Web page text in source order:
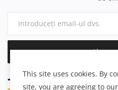
This site uses cookies. By
site, you are agreeing to